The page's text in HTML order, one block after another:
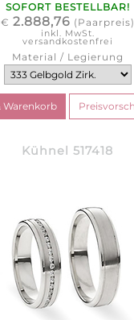
SOFORT BESTELLBAR!
€ 2.888,76 (Paarpreis)
inkl. MwSt.
versandkostenfrei
Material / Legierung
Kühnel 517418